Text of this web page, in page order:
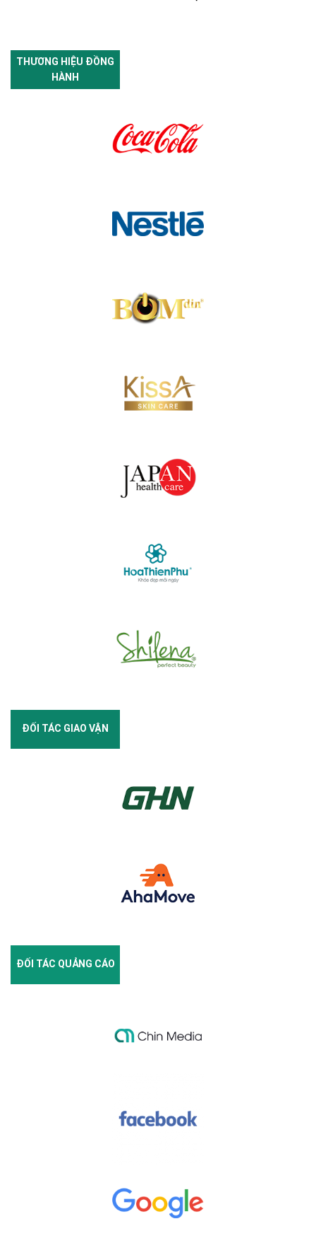
THƯƠNG HIỆU ĐỒNG
HÀNH
ĐỐI TÁC GIAO VẬN
ĐỐI TÁC QUẢNG CÁO